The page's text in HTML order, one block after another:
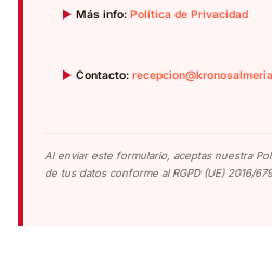
► Más info: Política de Privacidad
► Contacto:
Al enviar este formulario, aceptas nuestra
de tus datos conforme al RGPD (UE) 2016/